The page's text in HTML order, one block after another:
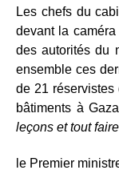
Les chefs du
devant la
des autorités du
ensemble ces
de 21 réservistes
bâtiments à
leçons et tout
le Premier